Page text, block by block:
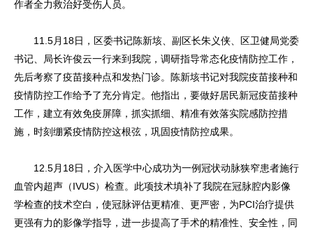
作者全力救治好受伤人员。
11.5月18日，区委书记陈新垓、副区长朱义侠、区卫健局党委
书记、局长许俊云一行来到我院，调研指导常态化疫情防控工作，
先后考察了疫苗接种点和发热门诊。陈新垓书记对我院疫苗接种和
疫情防控工作给予了充分肯定。他指出，要做好居民新冠疫苗接种
工作，建立有效免疫屏障，抓实抓细、精准有效落实院感防控措
施，时刻绷紧疫情防控这根弦，巩固疫情防控成果。
12.5月18日，介入医学中心成功为一例冠状动脉狭窄患者施行
血管内超声（IVUS）检查。此项技术填补了我院在冠脉腔内影像
学检查的技术空白，使冠脉评估更精准、更严密，为PCI治疗提供
更强有力的影像学指导，进一步提高了手术的精准性、安全性，同